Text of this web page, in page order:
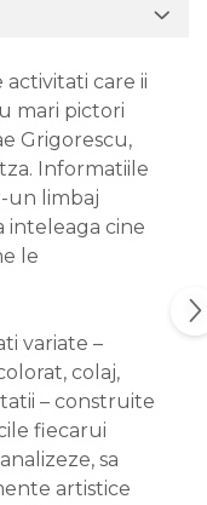
activitati care ii
mari pictori
Grigorescu,
Informatiile
un limbaj
inteleaga cine
le
variate –
colaj,
– construite
fiecarui
sa
artistice